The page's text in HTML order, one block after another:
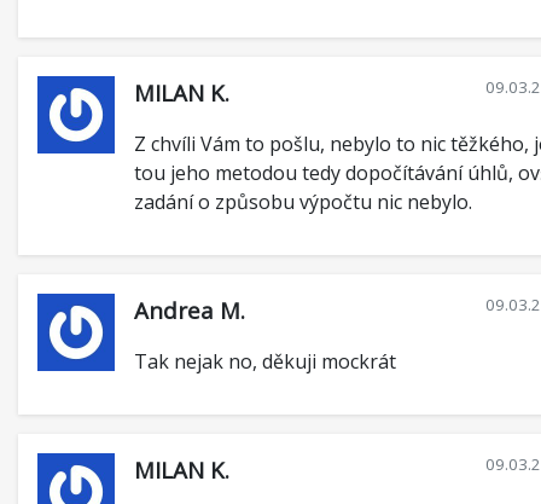
MILAN K.
Z chvíli Vám to pošlu, nebylo to nic těžkého,
tou jeho metodou tedy dopočítávání úhlů,
zadání o způsobu výpočtu nic nebylo.
Andrea M.
Tak nejak no, děkuji mockrát
MILAN K.